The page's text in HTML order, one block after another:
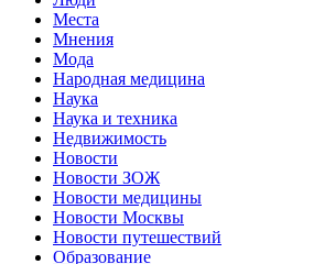
Места
Мнения
Мода
Народная медицина
Наука
Наука и техника
Недвижимость
Новости
Новости ЗОЖ
Новости медицины
Новости Москвы
Новости путешествий
Образование